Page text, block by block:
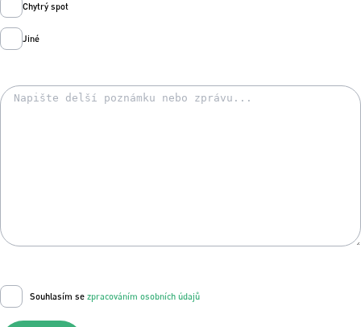
Chytrý spot
Jiné
Souhlasím se zpracováním osobních údajů